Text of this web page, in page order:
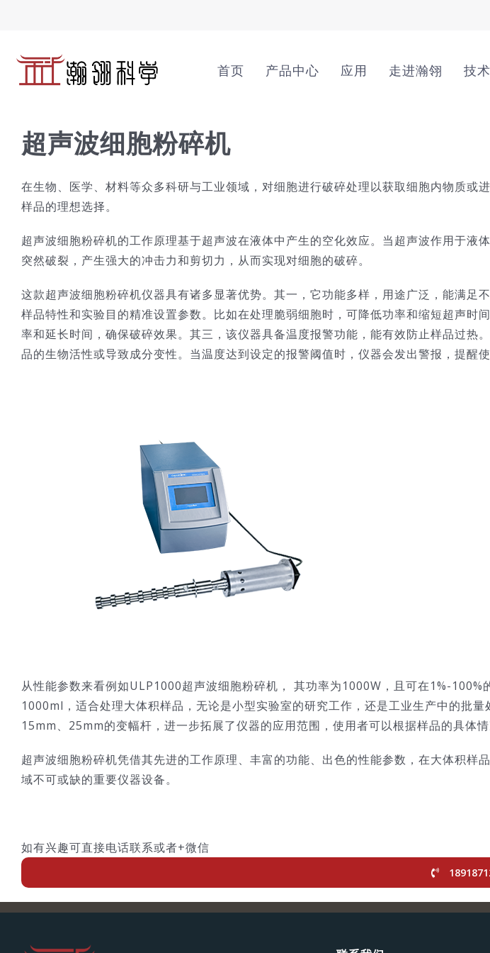
首页 产品中心 应用 走进瀚翎 技
超声波细胞粉碎机
在生物、医学、材料等众多科研与工业领域，对细胞进行破碎处理以获取细胞内物质
样品的理想选择。
超声波细胞粉碎机的工作原理基于超声波在液体中产生的空化效应。当超声波作用于
突然破裂，产生强大的冲击力和剪切力，从而实现对细胞的破碎。
这款超声波细胞粉碎机仪器具有诸多显著优势。其一，它功能多样，用途广泛，能满
样品特性和实验目的精准设置参数。比如在处理脆弱细胞时，可降低功率和缩短超声
率和延长时间，确保破碎效果。其三，该仪器具备温度报警功能，能有效防止样品过
品的生物活性或导致成分变性。当温度达到设定的报警阈值时，仪器会发出警报，提醒
从性能参数来看例如ULP1000超声波细胞粉碎机， 其功率为1000W，且可在1%-
1000ml，适合处理大体积样品，无论是小型实验室的研究工作，还是工业生产中的批
15mm、25mm的变幅杆，进一步拓展了仪器的应用范围，使用者可以根据样品的具体
超声波细胞粉碎机凭借其先进的工作原理、丰富的功能、出色的性能参数，在大体积
域不可或缺的重要仪器设备。
如有兴趣可直接电话联系或者+微信